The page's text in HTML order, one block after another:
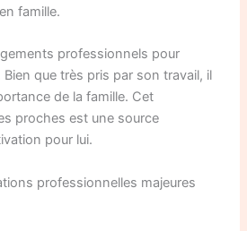
famille.
professionnels pour
que très pris par son travail, il
de la famille. Cet
proches est une source
pour lui.
professionnelles majeures